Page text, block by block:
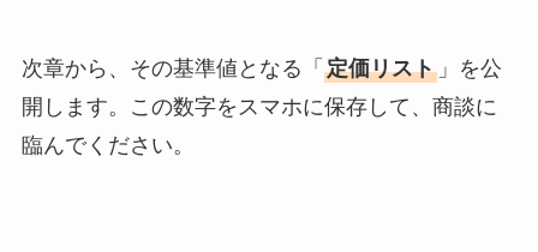
次章から、その基準値となる「 定価リスト」を公
開します。この数字をスマホに保存して、商談に
臨んでください。